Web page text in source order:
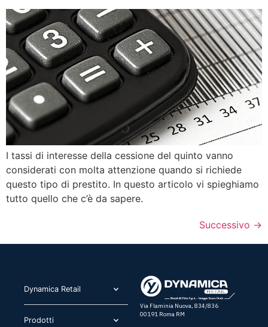
I tassi di interesse della cessione del quinto vanno
considerati con molta attenzione quando si richiede
questo tipo di prestito. In questo articolo vi spieghiamo
tutto quello che c’è da sapere.
Successivo →
Dynamica Retail​
Prodotti​
Via Flaminia Nuova, 834/836
00191 Roma RM